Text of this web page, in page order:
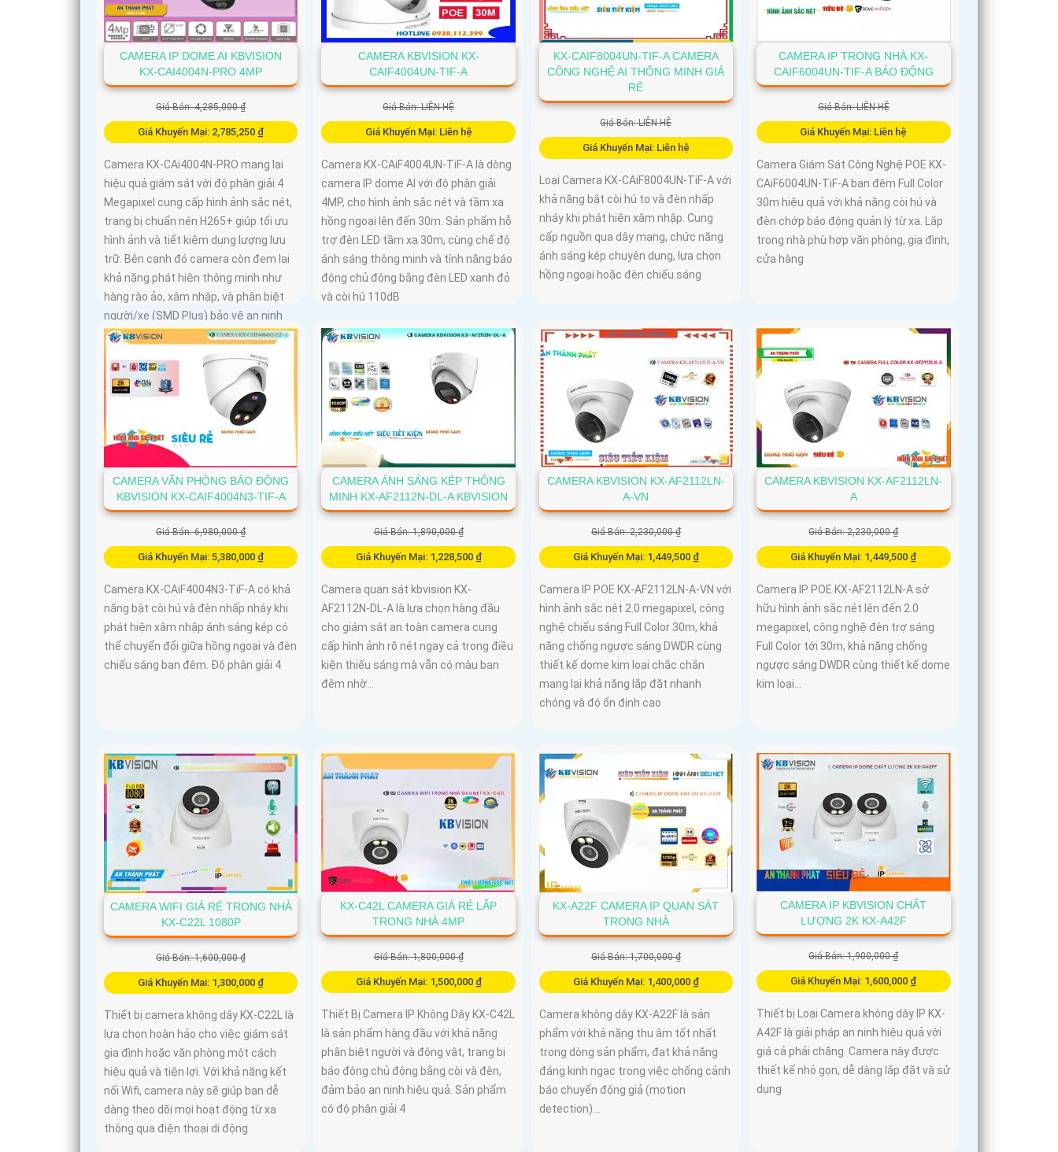
CAMERA IP DOME AI KBVISION
KX-CAI4004N-PRO 4MP
Giá Bán: 4,285,000 ₫
Giá Khuyến Mại: 2,785,250 ₫
Camera KX-CAi4004N-PRO mang lại
hiệu quả giám sát với độ phân giải 4
Megapixel cung cấp hình ảnh sắc nét,
trang bị chuẩn nén H265+ giúp tối ưu
hình ảnh và tiết kiệm dung lượng lưu
trữ. Bên cạnh đó camera còn đem lại
khả năng phát hiện thông minh như
hàng rào ảo, xâm nhập, và phân biệt
người/xe (SMD Plus) bảo vệ an ninh
hiệu quả
CAMERA KBVISION KX-
CAIF4004UN-TIF-A
Giá Bán: LIÊN HỆ
Giá Khuyến Mại: Liên hệ
Camera KX-CAiF4004UN-TiF-A là dòng
camera IP dome AI với độ phân giải
4MP, cho hình ảnh sắc nét và tầm xa
hồng ngoại lên đến 30m. Sản phẩm hỗ
trợ đèn LED tầm xa 30m, cùng chế độ
ánh sáng thông minh và tính năng báo
động chủ động bằng đèn LED xanh đỏ
và còi hú 110dB
KX-CAIF8004UN-TIF-A CAMERA
CÔNG NGHỆ AI THÔNG MINH GIÁ
RẺ
Giá Bán: LIÊN HỆ
Giá Khuyến Mại: Liên hệ
Loại Camera KX-CAiF8004UN-TiF-A với
khả năng bật còi hú to và đèn nhấp
nháy khi phát hiện xâm nhập. Cung
cấp nguồn qua dây mạng, chức năng
ánh sáng kép chuyên dụng, lựa chọn
hồng ngoại hoặc đèn chiếu sáng
CAMERA IP TRONG NHÀ KX-
CAIF6004UN-TIF-A BÁO ĐỘNG
Giá Bán: LIÊN HỆ
Giá Khuyến Mại: Liên hệ
Camera Giám Sát Công Nghệ POE KX-
CAiF6004UN-TiF-A ban đêm Full Color
30m hiệu quả với khả năng còi hú và
đèn chớp báo động quản lý từ xa. Lắp
trong nhà phù hợp văn phòng, gia đình,
cửa hàng
CAMERA VĂN PHÒNG BÁO ĐỘNG
KBVISION KX-CAIF4004N3-TIF-A
Giá Bán: 6,980,000 ₫
Giá Khuyến Mại: 5,380,000 ₫
Camera KX-CAiF4004N3-TiF-A có khả
năng bật còi hú và đèn nhấp nháy khi
phát hiện xâm nhập ánh sáng kép có
thể chuyển đổi giữa hồng ngoại và đèn
chiếu sáng ban đêm. Độ phân giải 4
CAMERA ÁNH SÁNG KÉP THÔNG
MINH KX-AF2112N-DL-A KBVISION
Giá Bán: 1,890,000 ₫
Giá Khuyến Mại: 1,228,500 ₫
Camera quan sát kbvision KX-
AF2112N-DL-A là lựa chọn hàng đầu
cho giám sát an toàn camera cung
cấp hình ảnh rõ nét ngay cả trong điều
kiện thiếu sáng mà vẫn có màu ban
đêm nhờ...
CAMERA KBVISION KX-AF2112LN-
A-VN
Giá Bán: 2,230,000 ₫
Giá Khuyến Mại: 1,449,500 ₫
Camera IP POE KX-AF2112LN-A-VN với
hình ảnh sắc nét 2.0 megapixel, công
nghệ chiếu sáng Full Color 30m, khả
năng chống ngược sáng DWDR cùng
thiết kế dome kim loại chắc chắn
mang lại khả năng lắp đặt nhanh
chóng và độ ổn định cao
CAMERA KBVISION KX-AF2112LN-
A
Giá Bán: 2,230,000 ₫
Giá Khuyến Mại: 1,449,500 ₫
Camera IP POE KX-AF2112LN-A sở
hữu hình ảnh sắc nét lên đến 2.0
megapixel, công nghệ đèn trợ sáng
Full Color tới 30m, khả năng chống
ngược sáng DWDR cùng thiết kế dome
kim loại...
CAMERA WIFI GIÁ RẺ TRONG NHÀ
KX-C22L 1080P
Giá Bán: 1,600,000 ₫
Giá Khuyến Mại: 1,300,000 ₫
Thiết bị camera không dây KX-C22L là
lựa chọn hoàn hảo cho việc giám sát
gia đình hoặc văn phòng một cách
hiệu quả và tiện lợi. Với khả năng kết
nối Wifi, camera này sẽ giúp bạn dễ
dàng theo dõi mọi hoạt động từ xa
thông qua điện thoại di động
KX-C42L CAMERA GIÁ RẺ LẮP
TRONG NHÀ 4MP
Giá Bán: 1,800,000 ₫
Giá Khuyến Mại: 1,500,000 ₫
Thiết Bị Camera IP Không Dây KX-C42L
là sản phẩm hàng đầu với khả năng
phân biệt người và động vật, trang bị
báo động chủ động bằng còi và đèn,
đảm bảo an ninh hiệu quả. Sản phẩm
có độ phân giải 4
KX-A22F CAMERA IP QUAN SÁT
TRONG NHÀ
Giá Bán: 1,700,000 ₫
Giá Khuyến Mại: 1,400,000 ₫
Camera không dây KX-A22F là sản
phẩm với khả năng thu âm tốt nhất
trong dòng sản phẩm, đạt khả năng
đáng kinh ngạc trong việc chống cảnh
báo chuyển động giả (motion
detection)...
CAMERA IP KBVISION CHẤT
LƯỢNG 2K KX-A42F
Giá Bán: 1,900,000 ₫
Giá Khuyến Mại: 1,600,000 ₫
Thiết bị Loại Camera không dây IP KX-
A42F là giải pháp an ninh hiệu quả với
giá cả phải chăng. Camera này được
thiết kế nhỏ gọn, dễ dàng lắp đặt và sử
dụng